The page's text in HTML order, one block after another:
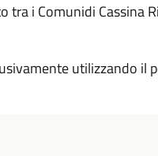
i Comunidi Cassina
utilizzando il